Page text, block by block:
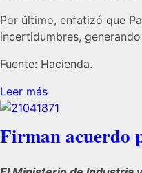
Por último, enfatizó que
incertidumbres,
Fuente: Hacienda.
Leer más
Firman acuerdo